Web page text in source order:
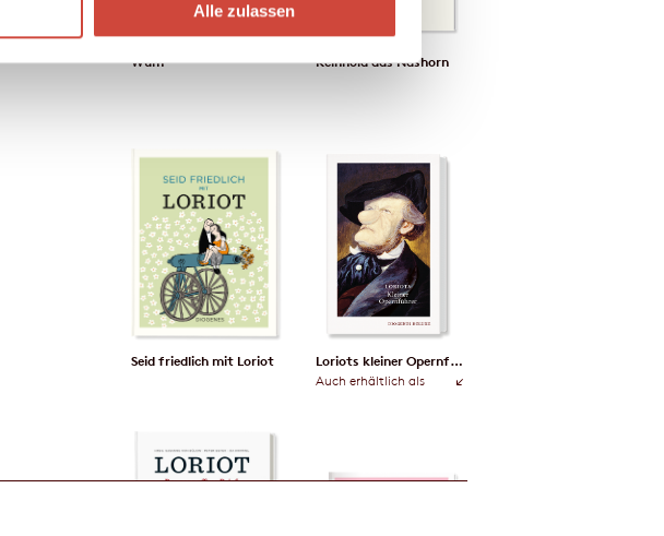
Alle zulassen
Wum Reinhold das Nashorn
Seid friedlich mit Loriot Loriots kleiner Opernführer
Auch erhältlich als